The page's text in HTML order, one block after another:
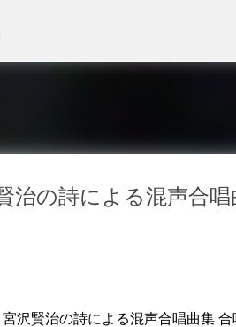
治の詩による混声合
沢賢治の詩による混声合唱曲集